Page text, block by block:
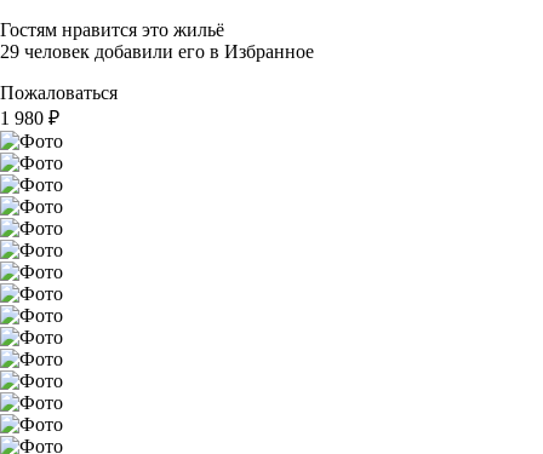
Гостям нравится это жильё
29 человек добавили его в Избранное
Пожаловаться
1 980 ₽